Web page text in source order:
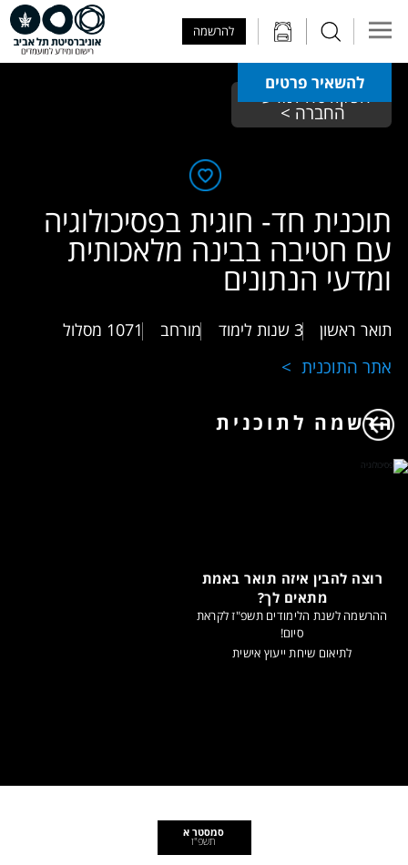
להרשמה
להשאיר פרטים
הפקולטה למדעי
החברה >
תוכנית חד- חוגית בפסיכולוגיה
עם חטיבה בבינה מלאכותית
ומדעי הנתונים
תואר ראשון 3 שנות לימוד מורחב 1071 מסלול
אתר התוכנית
הרשמה לתוכנית
רוצה להבין איזה תואר באמת
מתאים לך?
ההרשמה לשנת הלימודים תשפ"ז לקראת
סיום!
לתיאום שיחת ייעוץ אישית
סמסטר א
תשפ"ז